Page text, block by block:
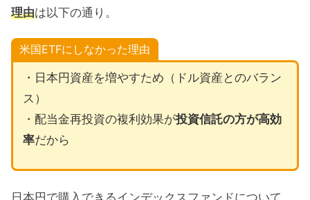
理由は以下の通り。
米国ETFにしなかった理由
・日本円資産を増やすため（ドル資産とのバラン
ス）
・配当金再投資の複利効果が投資信託の方が高効
率だから
日本円で購入できるインデックスファンドについて